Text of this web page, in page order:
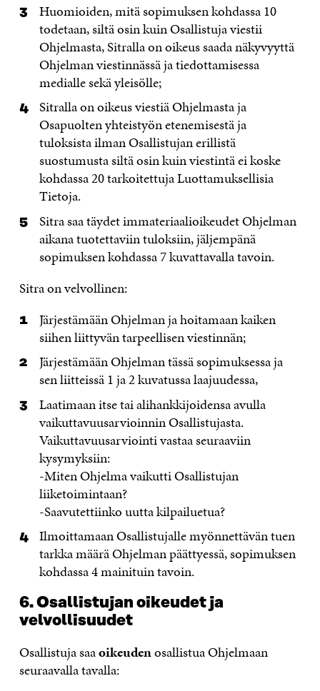
Huomioiden, mitä sopimuksen kohdassa 10
todetaan, siltä osin kuin Osallistuja viestii
Ohjelmasta, Sitralla on oikeus saada näkyvyyttä
Ohjelman viestinnässä ja tiedottamisessa
medialle sekä yleisölle;
Sitralla on oikeus viestiä Ohjelmasta ja
Osapuolten yhteistyön etenemisestä ja
tuloksista ilman Osallistujan erillistä
suostumusta siltä osin kuin viestintä ei koske
kohdassa 20 tarkoitettuja Luottamuksellisia
Tietoja.
Sitra saa täydet immateriaalioikeudet Ohjelman
aikana tuotettaviin tuloksiin, jäljempänä
sopimuksen kohdassa 7 kuvattavalla tavoin.
Sitra on velvollinen:
Järjestämään Ohjelman ja hoitamaan kaiken
siihen liittyvän tarpeellisen viestinnän;
Järjestämään Ohjelman tässä sopimuksessa ja
sen liitteissä 1 ja 2 kuvatussa laajuudessa,
Laatimaan itse tai alihankkijoidensa avulla
vaikuttavuusarvioinnin Osallistujasta.
Vaikuttavuusarviointi vastaa seuraaviin
kysymyksiin:
-Miten Ohjelma vaikutti Osallistujan
liiketoimintaan?
-Saavutettiinko uutta kilpailuetua?
Ilmoittamaan Osallistujalle myönnettävän tuen
tarkka määrä Ohjelman päättyessä, sopimuksen
kohdassa 4 mainituin tavoin.
6. Osallistujan oikeudet ja
velvollisuudet
Osallistuja saaoikeudenosallistua Ohjelmaan
seuraavalla tavalla: